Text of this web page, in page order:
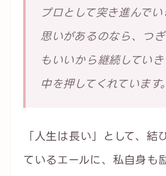
プロとして突き進んで
思いがあるのなら、つ
もいいから継続してい
中を押してくれています。
「人生は長い」として、結
ているエールに、私自身も